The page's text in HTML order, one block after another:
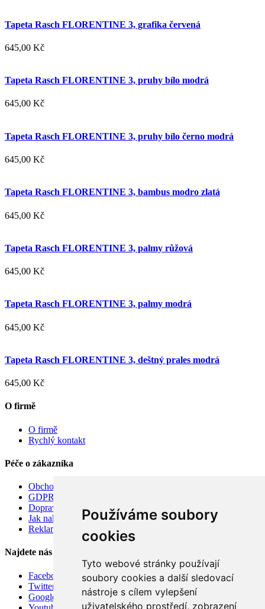
Používáme soubory
cookies
Tyto webové stránky používají
soubory cookies a další sledovací
nástroje s cílem vylepšení
uživatelského prostředí, zobrazení
Tapeta Rasch FLORENTINE 3, grafika červená
645,00 Kč
Tapeta Rasch FLORENTINE 3, pruhy bílo modrá
645,00 Kč
Tapeta Rasch FLORENTINE 3, pruhy bílo černo modrá
645,00 Kč
Tapeta Rasch FLORENTINE 3, bambus modro zlatá
645,00 Kč
Tapeta Rasch FLORENTINE 3, palmy růžová
645,00 Kč
Tapeta Rasch FLORENTINE 3, palmy modrá
645,00 Kč
Tapeta Rasch FLORENTINE 3, deštný prales modrá
645,00 Kč
O firmě
O firmě
Rychlý kontakt
Péče o zákazníka
Obchodní podmínky
GDPR
Doprava
Jak nakupovat
Reklamace
Najdete nás
Facebook
Twitter
Google